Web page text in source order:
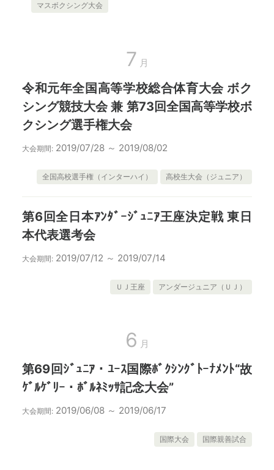
マスボクシング大会
7 月
令和元年全国高等学校総合体育大会 ボク
シング競技大会 兼 第73回全国高等学校ボ
クシング選手権大会
大会期間: 2019/07/28 ～ 2019/08/02
全国高校選手権（インターハイ） 高校生大会（ジュニア）
第6回全日本ｱﾝﾀﾞｰｼﾞｭﾆｱ王座決定戦 東日
本代表選考会
大会期間: 2019/07/12 ～ 2019/07/14
ＵＪ王座 アンダージュニア（ＵＪ）
6 月
第69回ｼﾞｭﾆｱ・ﾕｰｽ国際ﾎﾞｸｼﾝｸﾞﾄｰﾅﾒﾝﾄ“故
ｹﾞﾙｹﾞﾘｰ・ﾎﾞﾙﾈﾐｯｻ記念大会”
大会期間: 2019/06/08 ～ 2019/06/17
国際大会 国際親善試合